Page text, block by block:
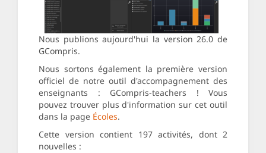
Nous publions aujourd'hui la version 26.0 de
GCompris.
Nous sortons également la première version
officiel de notre outil d'accompagnement des
enseignants : GCompris-teachers ! Vous
pouvez trouver plus d'information sur cet outil
dans la page Écoles.
Cette version contient 197 activités, dont 2
nouvelles :